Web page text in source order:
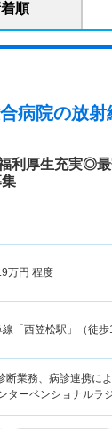
順
病院の放射
利厚生充実◎
万円 程度
「西笠松駅」（徒歩
断業務、病診連携に
ターベンショナルラ